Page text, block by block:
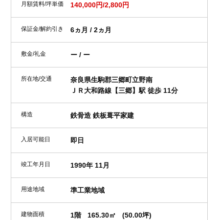
月額賃料/坪単価 140,000円/2,800円
保証金/解約引き 6ヵ月 / 2ヵ月
敷金/礼金 ー / ー
所在地/交通
奈良県生駒郡三郷町立野南
ＪＲ大和路線【三郷】駅 徒歩 11分
構造 鉄骨造 鉄板葺平家建
入居可能日 即日
竣工年月日 1990年 11月
用途地域 準工業地域
建物面積 1階 165.30㎡
(50.00坪)